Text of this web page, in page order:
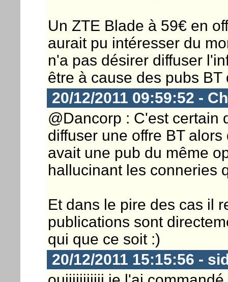
Un ZTE Blade à 59€ en
aurait pu intéresser du
n'a pas désirer diffuser
être à cause des pubs
20/12/2011 09:59:52 -
@Dancorp : C'est certain
diffuser une offre BT
avait une pub du même
hallucinant les conneries
Et dans le pire des cas il
publications sont
qui que ce soit :)
20/12/2011 15:15:56 -